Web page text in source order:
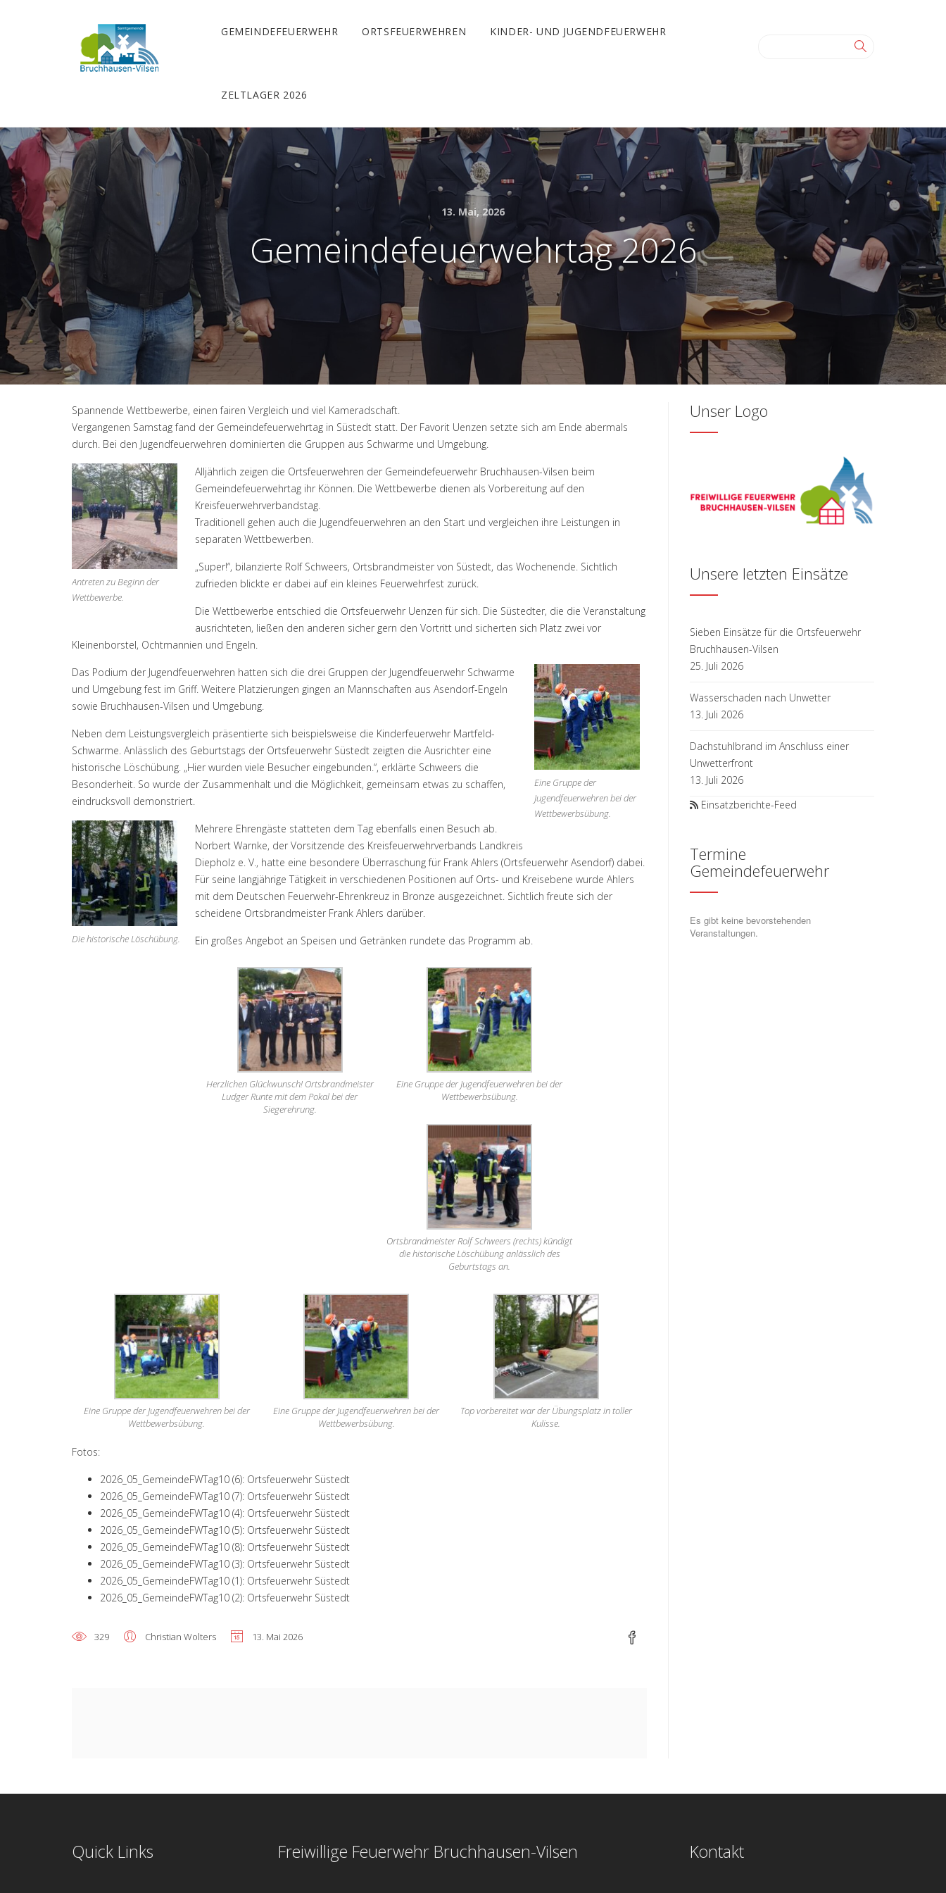
GEMEINDEFEUERWEHR ORTSFEUERWEHREN KINDER- UND JUGENDFEUERWEHR
ZELTLAGER 2026
13. Mai, 2026
Gemeindefeuerwehrtag 2026
Spannende Wettbewerbe, einen fairen Vergleich und viel Kameradschaft.
Vergangenen Samstag fand der Gemeindefeuerwehrtag in Süstedt statt. Der Favorit Uenzen setzte sich am Ende abermals
durch. Bei den Jugendfeuerwehren dominierten die Gruppen aus Schwarme und Umgebung.
Antreten zu Beginn der
Wettbewerbe.
Alljährlich zeigen die Ortsfeuerwehren der Gemeindefeuerwehr Bruchhausen-Vilsen beim
Gemeindefeuerwehrtag ihr Können. Die Wettbewerbe dienen als Vorbereitung auf den
Kreisfeuerwehrverbandstag.
Traditionell gehen auch die Jugendfeuerwehren an den Start und vergleichen ihre Leistungen in
separaten Wettbewerben.
„Super!“, bilanzierte Rolf Schweers, Ortsbrandmeister von Süstedt, das Wochenende. Sichtlich
zufrieden blickte er dabei auf ein kleines Feuerwehrfest zurück.
Die Wettbewerbe entschied die Ortsfeuerwehr Uenzen für sich. Die Süstedter, die die Veranstaltung
ausrichteten, ließen den anderen sicher gern den Vortritt und sicherten sich Platz zwei vor
Kleinenborstel, Ochtmannien und Engeln.
Eine Gruppe der
Jugendfeuerwehren bei der
Wettbewerbsübung.
Das Podium der Jugendfeuerwehren hatten sich die drei Gruppen der Jugendfeuerwehr Schwarme
und Umgebung fest im Griff. Weitere Platzierungen gingen an Mannschaften aus Asendorf-Engeln
sowie Bruchhausen-Vilsen und Umgebung.
Neben dem Leistungsvergleich präsentierte sich beispielsweise die Kinderfeuerwehr Martfeld-
Schwarme. Anlässlich des Geburtstags der Ortsfeuerwehr Süstedt zeigten die Ausrichter eine
historische Löschübung. „Hier wurden viele Besucher eingebunden.“, erklärte Schweers die
Besonderheit. So wurde der Zusammenhalt und die Möglichkeit, gemeinsam etwas zu schaffen,
eindrucksvoll demonstriert.
Die historische Löschübung.
Mehrere Ehrengäste statteten dem Tag ebenfalls einen Besuch ab.
Norbert Warnke, der Vorsitzende des Kreisfeuerwehrverbands Landkreis
Diepholz e. V., hatte eine besondere Überraschung für Frank Ahlers (Ortsfeuerwehr Asendorf) dabei.
Für seine langjährige Tätigkeit in verschiedenen Positionen auf Orts- und Kreisebene wurde Ahlers
mit dem Deutschen Feuerwehr-Ehrenkreuz in Bronze ausgezeichnet. Sichtlich freute sich der
scheidene Ortsbrandmeister Frank Ahlers darüber.
Ein großes Angebot an Speisen und Getränken rundete das Programm ab.
Herzlichen Glückwunsch! Ortsbrandmeister
Ludger Runte mit dem Pokal bei der
Siegerehrung.
Eine Gruppe der Jugendfeuerwehren bei der
Wettbewerbsübung.
Ortsbrandmeister Rolf Schweers (rechts) kündigt
die historische Löschübung anlässlich des
Geburtstags an.
Eine Gruppe der Jugendfeuerwehren bei der
Wettbewerbsübung.
Eine Gruppe der Jugendfeuerwehren bei der
Wettbewerbsübung.
Top vorbereitet war der Übungsplatz in toller
Kulisse.
Fotos:
2026_05_GemeindeFWTag10 (6): Ortsfeuerwehr Süstedt
2026_05_GemeindeFWTag10 (7): Ortsfeuerwehr Süstedt
2026_05_GemeindeFWTag10 (4): Ortsfeuerwehr Süstedt
2026_05_GemeindeFWTag10 (5): Ortsfeuerwehr Süstedt
2026_05_GemeindeFWTag10 (8): Ortsfeuerwehr Süstedt
2026_05_GemeindeFWTag10 (3): Ortsfeuerwehr Süstedt
2026_05_GemeindeFWTag10 (1): Ortsfeuerwehr Süstedt
2026_05_GemeindeFWTag10 (2): Ortsfeuerwehr Süstedt
329 Christian Wolters 13. Mai 2026
Unser Logo
Unsere letzten Einsätze
Sieben Einsätze für die Ortsfeuerwehr
Bruchhausen-Vilsen
25. Juli 2026
Wasserschaden nach Unwetter
13. Juli 2026
Dachstuhlbrand im Anschluss einer
Unwetterfront
13. Juli 2026
Einsatzberichte-Feed
Termine
Gemeindefeuerwehr
Es gibt keine bevorstehenden
Veranstaltungen.
Quick Links Freiwillige Feuerwehr Bruchhausen-Vilsen Kontakt